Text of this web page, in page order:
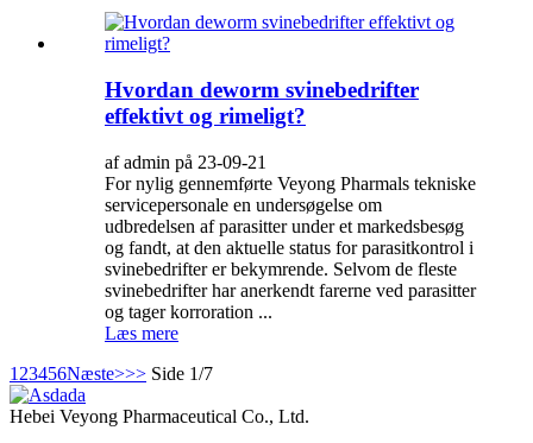
Hvordan deworm svinebedrifter
effektivt og rimeligt?
af admin på 23-09-21
For nylig gennemførte Veyong Pharmals tekniske
servicepersonale en undersøgelse om
udbredelsen af ​​parasitter under et markedsbesøg
og fandt, at den aktuelle status for parasitkontrol i
svinebedrifter er bekymrende. Selvom de fleste
svinebedrifter har anerkendt farerne ved parasitter
og tager korroration ...
Læs mere
1 23456Næste>>> Side 1/7
Hebei Veyong Pharmaceutical Co., Ltd.